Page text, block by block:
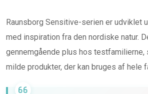
Raunsborg Sensitive-serien er udviklet
med inspiration fra den nordiske natur.
gennemgående plus hos
milde produkter, der kan bruges af hele